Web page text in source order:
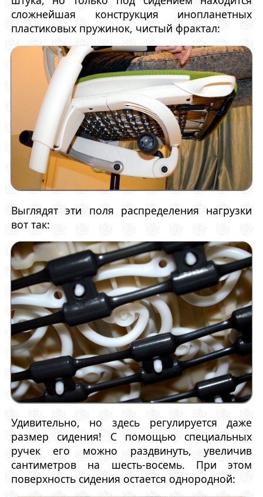
сложнейшая конструкция инопланетных
пластиковых пружинок, чистый фрактал:
Выглядят эти поля распределения нагрузки
вот так:
Удивительно, но здесь регулируется даже
размер сидения! С помощью специальных
ручек его можно раздвинуть, увеличив
сантиметров на шесть-восемь. При этом
поверхность сидения остается однородной: